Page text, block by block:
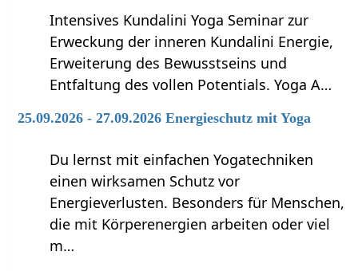
Intensives Kundalini Yoga Seminar zur
Erweckung der inneren Kundalini Energie,
Erweiterung des Bewusstseins und
Entfaltung des vollen Potentials. Yoga A…
25.09.2026 - 27.09.2026 Energieschutz mit Yoga
Du lernst mit einfachen Yogatechniken
einen wirksamen Schutz vor
Energieverlusten. Besonders für Menschen,
die mit Körperenergien arbeiten oder viel
m…